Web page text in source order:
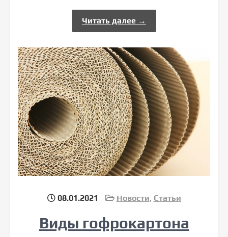
Читать далее →
08.01.2021 Новости, Статьи
Виды гофрокартона